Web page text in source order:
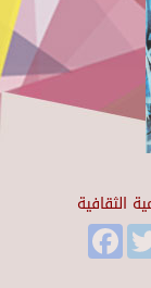
الثقافية